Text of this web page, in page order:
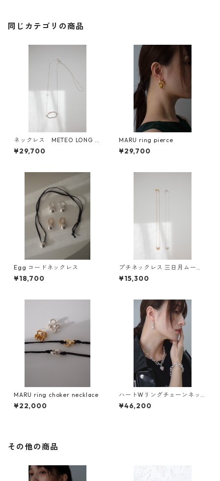
同じカテゴリの商品
ネックレス METEO LONG N
ECKLACE
¥29,700
MARU ring pierce
¥29,700
Egg コードネックレス
¥18,700
プチネックレス 三日月ムーン/
GETSUMEN petit necklace m
ikazuki moon
¥15,300
MARU ring choker necklace
¥22,000
ハートWリングチェーンネッ
クレス
¥46,200
その他の商品